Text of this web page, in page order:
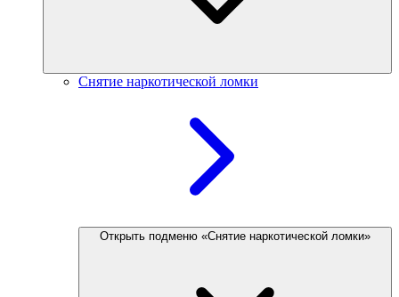
Снятие наркотической ломки
Открыть подменю «Снятие наркотической ломки»